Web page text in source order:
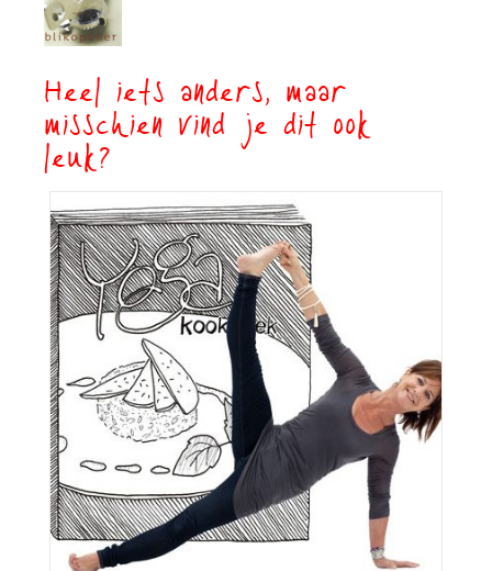
Heel iets anders, maar
misschien vind je dit ook
leuk?